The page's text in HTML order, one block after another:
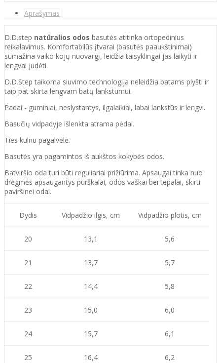
Aprašymas
D.D.step natūralios odos basutės atitinka ortopedinius
reikalavimus. Komfortabilūs įtvarai (basutės paaukštinimai)
sumažina vaiko kojų nuovargį, leidžia taisyklingai jas laikyti ir
lengvai judėti.
D.D.Step taikoma siuvimo technologija neleidžia batams plyšti ir
taip pat skirta lengvam batų lankstumui.
Padai - guminiai, neslystantys, ilgalaikiai, labai lankstūs ir lengvi.
Basučių vidpadyje išlenkta atrama pėdai.
Ties kulnu pagalvėlė.
Basutės yra pagamintos iš aukštos kokybės odos.
Batviršio oda turi būti reguliariai prižiūrima. Apsaugai tinka nuo
drėgmės apsaugantys purškalai, odos vaškai bei tepalai, skirti
paviršinei odai.
Dydis Vidpadžio ilgis, cm Vidpadžio plotis, cm
20 13,1 5,6
21 13,7 5,7
22 14,4 5,8
23 15,0 6,0
24 15,7 6,1
25 16,4 6,2